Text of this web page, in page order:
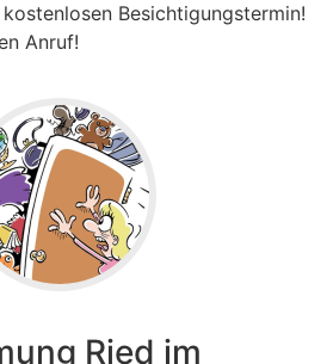
Besichtigungstermin!
Anruf!
Ried im